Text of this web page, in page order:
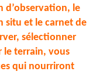
d’observation, le
situ et le carnet de
sélectionner
le terrain, vous
qui nourriront